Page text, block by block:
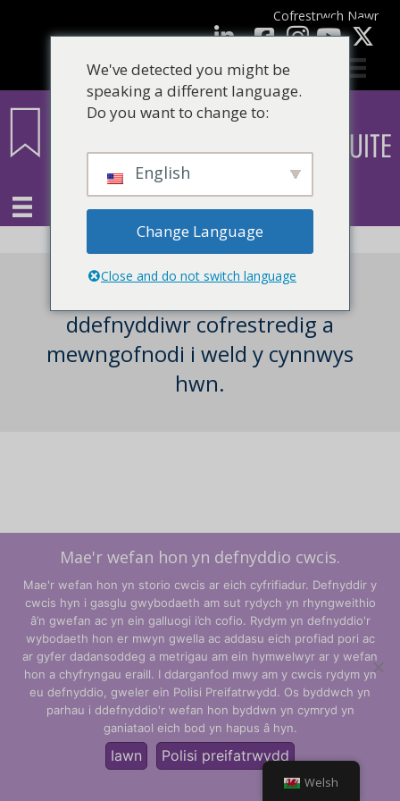
Cofrestrwch Nawr
LinkedInfacebook YouTube
Mae angen i chi fod yn
ddefnyddiwr cofrestredig a
mewngofnodi i weld y cynnwys
hwn.
Telerau ac Amodau
Polisi Preifatrwydd
© CLARITY Learning Suite Global Inc. Cedwir pob hawl.
Welsh
We've detected you might be
speaking a different language.
Do you want to change to:
English
Change Language
Close and do not switch language
Mae'r wefan hon yn defnyddio cwcis.
Mae'r wefan hon yn storio cwcis ar eich cyfrifiadur. Defnyddir y
cwcis hyn i gasglu gwybodaeth am sut rydych yn rhyngweithio
â’n gwefan ac yn ein galluogi i’ch cofio. Rydym yn defnyddio'r
wybodaeth hon er mwyn gwella ac addasu eich profiad pori ac
ar gyfer dadansoddeg a metrigau am ein hymwelwyr ar y wefan
hon a chyfryngau eraill. I ddarganfod mwy am y cwcis rydym yn
eu defnyddio, gweler ein Polisi Preifatrwydd. Os byddwch yn
parhau i ddefnyddio'r wefan hon byddwn yn cymryd yn
ganiataol eich bod yn hapus â hyn.
Iawn Polisi preifatrwydd